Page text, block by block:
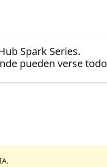
Spark Series.
pueden verse